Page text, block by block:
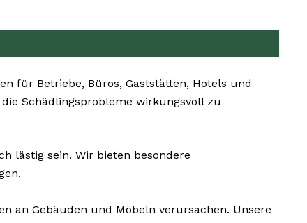
für Betriebe, Büros, Gaststätten, Hotels und
Schädlingsprobleme wirkungsvoll zu
lästig sein. Wir bieten besondere
an Gebäuden und Möbeln verursachen. Unsere